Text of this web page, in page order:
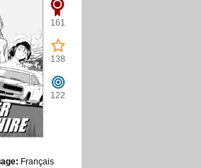
161
138
122
Français